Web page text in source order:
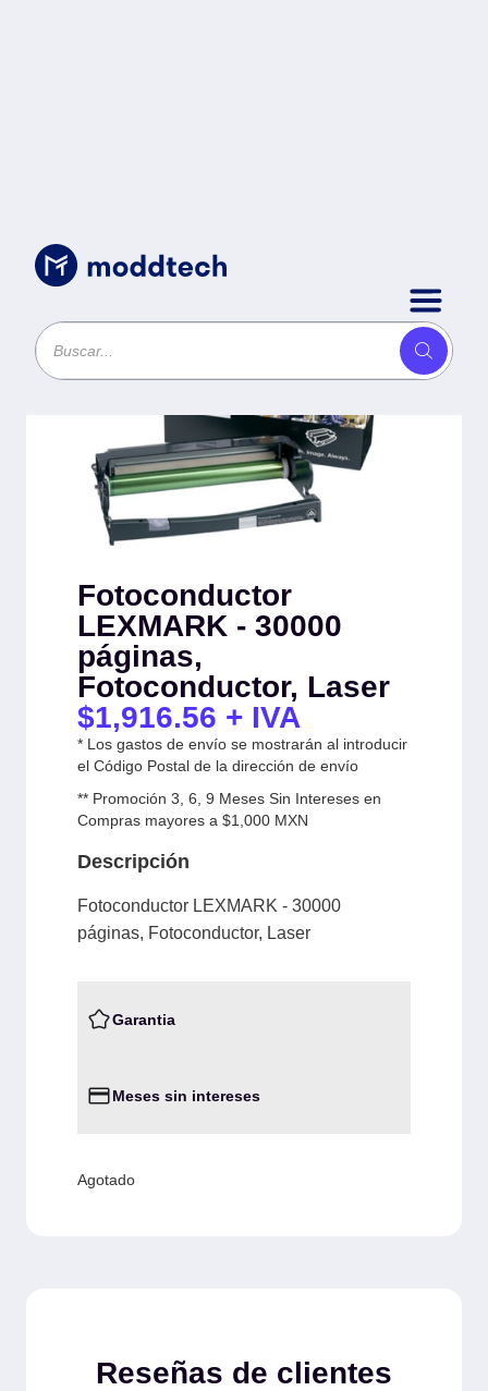
Accesorios para Impresión
páginas,
Fotoconductor, Laser
Fotoconductor
LEXMARK - 30000
páginas,
Fotoconductor, Laser
$1,916.56 + IVA
* Los gastos de envío se mostrarán al introducir
el Código Postal de la dirección de envío
** Promoción 3, 6, 9 Meses Sin Intereses en
Compras mayores a $1,000 MXN
Descripción
Fotoconductor LEXMARK - 30000
páginas, Fotoconductor, Laser
Garantia
Meses sin intereses
Agotado
Reseñas de clientes